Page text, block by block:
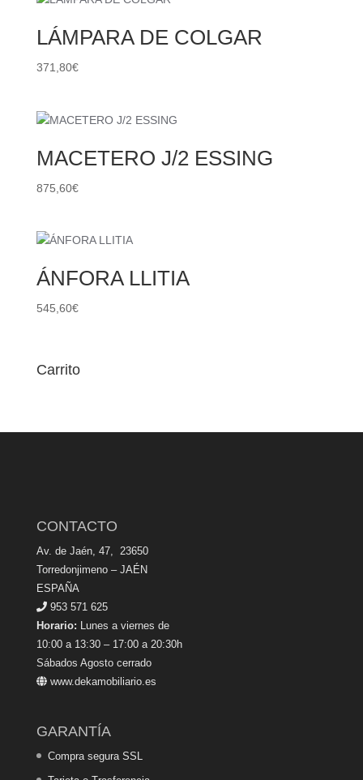
LÁMPARA DE COLGAR
371,80€
MACETERO J/2 ESSING
875,60€
ÁNFORA LLITIA
545,60€
Carrito
CONTACTO
Av. de Jaén, 47, 23650
Torredonjimeno – JAÉN
ESPAÑA
953 571 625
Horario: Lunes a viernes de
10:00 a 13:30 – 17:00 a 20:30h
Sábados Agosto cerrado
www.dekamobiliario.es
GARANTÍA
Compra segura SSL